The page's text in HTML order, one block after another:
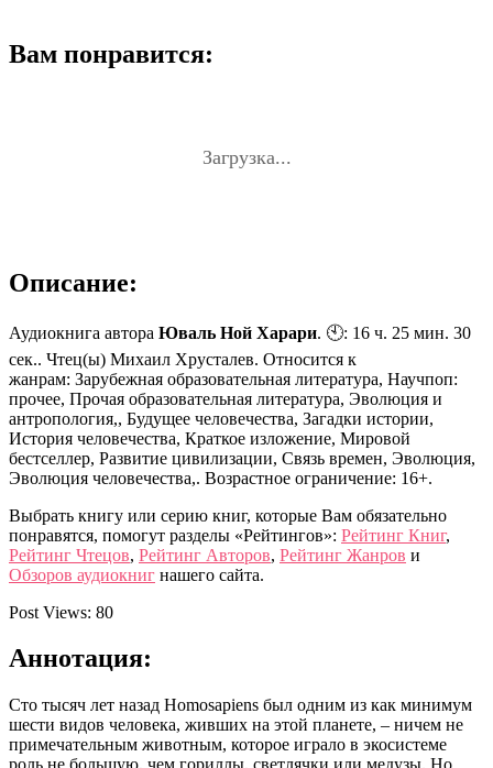
Вам понравится:
Загрузка...
Описание:
Аудиокнига автора Юваль Ной Харари. 🕙: 16 ч. 25 мин. 30
сек.. Чтец(ы) Михаил Хрусталев. Относится к
жанрам: Зарубежная образовательная литература, Научпоп:
прочее, Прочая образовательная литература, Эволюция и
антропология,, Будущее человечества, Загадки истории,
История человечества, Краткое изложение, Мировой
бестселлер, Развитие цивилизации, Связь времен, Эволюция,
Эволюция человечества,. Возрастное ограничение: 16+.
Выбрать книгу или серию книг, которые Вам обязательно
понравятся, помогут разделы «Рейтингов»: Рейтинг Книг,
Рейтинг Чтецов, Рейтинг Авторов, Рейтинг Жанров и
Обзоров аудиокниг нашего сайта.
Post Views: 80
Аннотация:
Сто тысяч лет назад Homosapiens был одним из как минимум
шести видов человека, живших на этой планете, – ничем не
примечательным животным, которое играло в экосистеме